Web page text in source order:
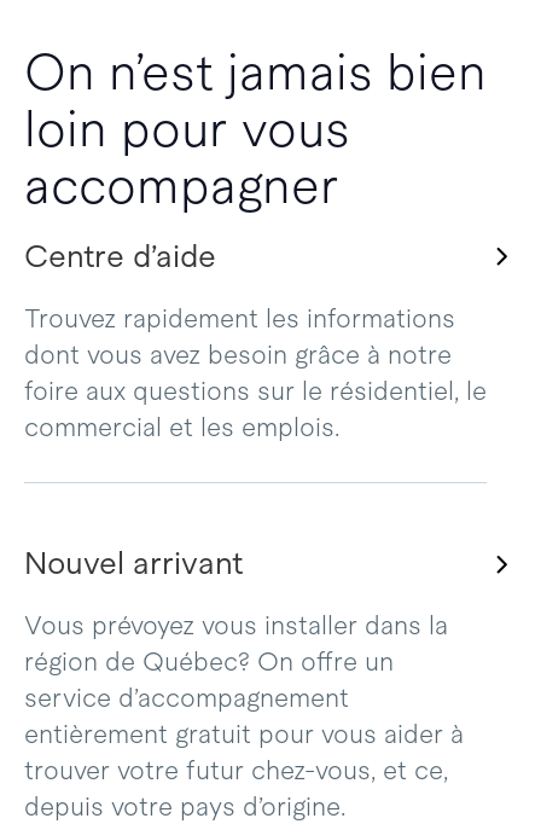
On n’est jamais bien
loin pour vous
accompagner
Centre d’aide
Trouvez rapidement les informations
dont vous avez besoin grâce à notre
foire aux questions sur le résidentiel, le
commercial et les emplois.
Nouvel arrivant
Vous prévoyez vous installer dans la
région de Québec? On offre un
service d’accompagnement
entièrement gratuit pour vous aider à
trouver votre futur chez-vous, et ce,
depuis votre pays d’origine.